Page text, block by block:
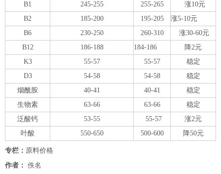
B1
245-255 255-265
涨10元
B2
185-200 195-205
涨5-10元
B6
230-250 260-310
涨30-60元
B12
186-188 184-186
降2元
K3
55-57 55-57
稳定
D3
54-58 54-58
稳定
烟酰胺
40-41 40-41
稳定
生物素
63-66 63-66
稳定
泛酸钙
53-55 55-57
涨2元
叶酸
550-650 500-600 降50元
专栏： 原料价格
作者： 佚名